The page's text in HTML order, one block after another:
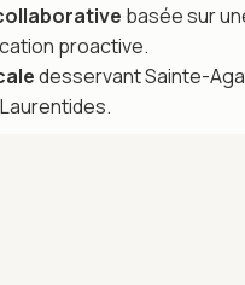
basée sur
proactive.
desservant Sainte-